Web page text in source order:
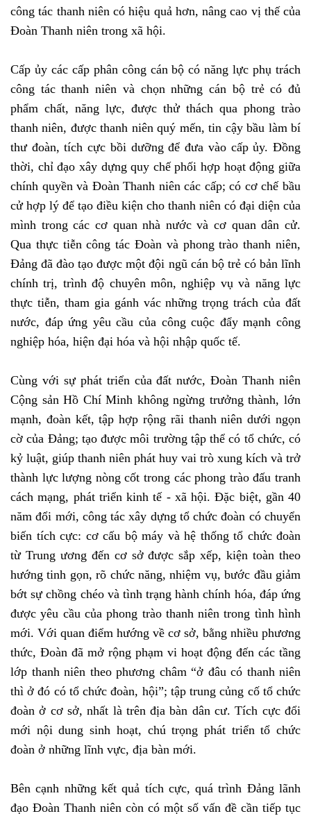
công tác thanh niên có hiệu quả hơn, nâng cao vị thế của
Đoàn Thanh niên trong xã hội.
Cấp ủy các cấp phân công cán bộ có năng lực phụ trách
công tác thanh niên và chọn những cán bộ trẻ có đủ
phẩm chất, năng lực, được thử thách qua phong trào
thanh niên, được thanh niên quý mến, tin cậy bầu làm bí
thư đoàn, tích cực bồi dưỡng để đưa vào cấp ủy. Đồng
thời, chỉ đạo xây dựng quy chế phối hợp hoạt động giữa
chính quyền và Đoàn Thanh niên các cấp; có cơ chế bầu
cử hợp lý để tạo điều kiện cho thanh niên có đại diện của
mình trong các cơ quan nhà nước và cơ quan dân cử.
Qua thực tiễn công tác Đoàn và phong trào thanh niên,
Đảng đã đào tạo được một đội ngũ cán bộ trẻ có bản lĩnh
chính trị, trình độ chuyên môn, nghiệp vụ và năng lực
thực tiễn, tham gia gánh vác những trọng trách của đất
nước, đáp ứng yêu cầu của công cuộc đẩy mạnh công
nghiệp hóa, hiện đại hóa và hội nhập quốc tế.
Cùng với sự phát triển của đất nước, Đoàn Thanh niên
Cộng sản Hồ Chí Minh không ngừng trưởng thành, lớn
mạnh, đoàn kết, tập hợp rộng rãi thanh niên dưới ngọn
cờ của Đảng; tạo được môi trường tập thể có tổ chức, có
kỷ luật, giúp thanh niên phát huy vai trò xung kích và trở
thành lực lượng nòng cốt trong các phong trào đấu tranh
cách mạng, phát triển kinh tế - xã hội. Đặc biệt, gần 40
năm đổi mới, công tác xây dựng tổ chức đoàn có chuyển
biến tích cực: cơ cấu bộ máy và hệ thống tổ chức đoàn
từ Trung ương đến cơ sở được sắp xếp, kiện toàn theo
hướng tinh gọn, rõ chức năng, nhiệm vụ, bước đầu giảm
bớt sự chồng chéo và tình trạng hành chính hóa, đáp ứng
được yêu cầu của phong trào thanh niên trong tình hình
mới. Với quan điểm hướng về cơ sở, bằng nhiều phương
thức, Đoàn đã mở rộng phạm vi hoạt động đến các tầng
lớp thanh niên theo phương châm “ở đâu có thanh niên
thì ở đó có tổ chức đoàn, hội”; tập trung củng cố tổ chức
đoàn ở cơ sở, nhất là trên địa bàn dân cư. Tích cực đổi
mới nội dung sinh hoạt, chú trọng phát triển tổ chức
đoàn ở những lĩnh vực, địa bàn mới.
Bên cạnh những kết quả tích cực, quá trình Đảng lãnh
đạo Đoàn Thanh niên còn có một số vấn đề cần tiếp tục